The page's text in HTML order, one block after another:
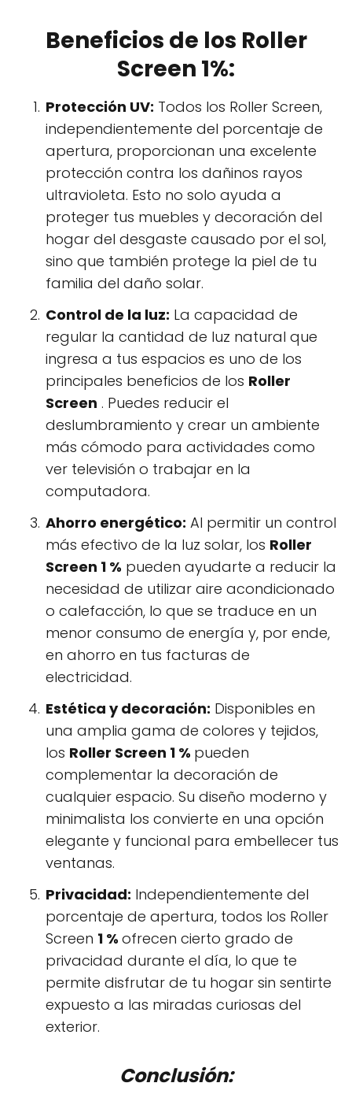
Beneficios de los Roller
Screen 1%:
Protección UV: Todos los Roller Screen,
independientemente del porcentaje de
apertura, proporcionan una excelente
protección contra los dañinos rayos
ultravioleta. Esto no solo ayuda a
proteger tus muebles y decoración del
hogar del desgaste causado por el sol,
sino que también protege la piel de tu
familia del daño solar.
Control de la luz: La capacidad de
regular la cantidad de luz natural que
ingresa a tus espacios es uno de los
principales beneficios de los Roller
Screen . Puedes reducir el
deslumbramiento y crear un ambiente
más cómodo para actividades como
ver televisión o trabajar en la
computadora.
Ahorro energético: Al permitir un control
más efectivo de la luz solar, los Roller
Screen 1 % pueden ayudarte a reducir la
necesidad de utilizar aire acondicionado
o calefacción, lo que se traduce en un
menor consumo de energía y, por ende,
en ahorro en tus facturas de
electricidad.
Estética y decoración: Disponibles en
una amplia gama de colores y tejidos,
los Roller Screen 1 % pueden
complementar la decoración de
cualquier espacio. Su diseño moderno y
minimalista los convierte en una opción
elegante y funcional para embellecer tus
ventanas.
Privacidad: Independientemente del
porcentaje de apertura, todos los Roller
Screen 1 % ofrecen cierto grado de
privacidad durante el día, lo que te
permite disfrutar de tu hogar sin sentirte
expuesto a las miradas curiosas del
exterior.
Conclusión: